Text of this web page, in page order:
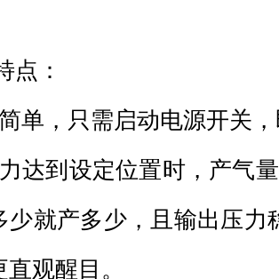
点：
单，只需启动电源开关
达到设定位置时，产气
少就产多少，且输出压力
观醒目。